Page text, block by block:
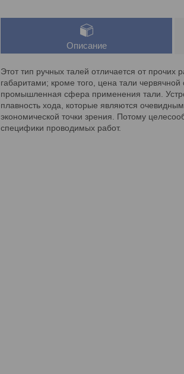
Описание
Этот тип ручных талей отличается от
габаритами; кроме того, цена тали
промышленная сфера применения тали.
плавность хода, которые являются
экономической точки зрения. Потому
специфики проводимых работ.